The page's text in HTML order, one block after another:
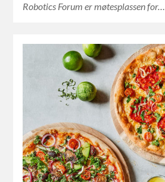
Robotics Forum er møtesplassen for…